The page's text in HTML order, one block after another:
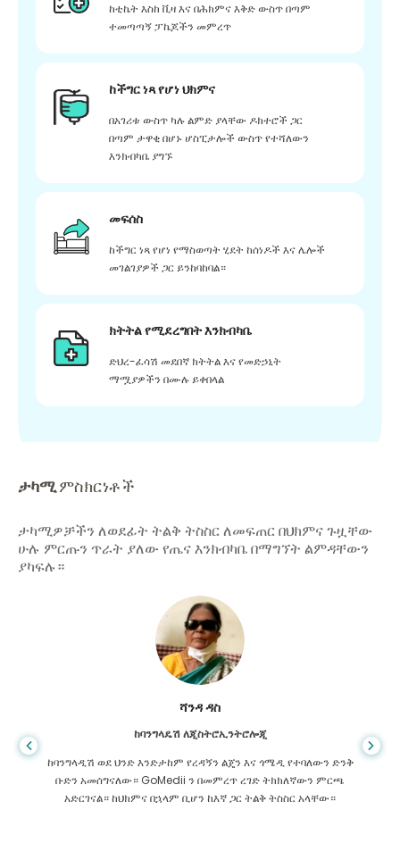
ከቲኬት እስከ ቪዛ እና በሕክምና እቅድ ውስጥ በጣም
ተመጣጣኝ ፓኬጆችን መምረጥ
ከችግር ነጻ የሆነ ህክምና
በአገሪቱ ውስጥ ካሉ ልምድ ያላቸው ዶክተሮች ጋር
በጣም ታዋቂ በሆኑ ሆስፒታሎች ውስጥ የተሻለውን
እንክብካቤ ያግኙ
መፍሰስ
ከችግር ነጻ የሆነ የማስወጣት ሂደት ከሰነዶች እና ሌሎች
መገልገያዎች ጋር ይንከባከባል።
ክትትል የሚደረግበት እንክብካቤ
ድህረ-ፈሳሽ መደበኛ ክትትል እና የመድኃኒት
ማሟያዎችን በሙሉ ይቀበላል
ታካሚምስክርነቶች
ታካሚዎቻችን ለወደፊት ትልቅ ትስስር ለመፍጠር በህክምና ጉዟቸው
ሁሉ ምርጡን ጥራት ያለው የጤና እንክብካቤ በማግኘት ልምዳቸውን
ያካፍሉ።
ሻንዳ ዳስ
ከባንግላዴሽ ለጂስትሮኢንትሮሎጂ
ከባንግላዲሽ ወደ ህንድ እንድታከም የረዳኝን ልጄን እና ጎሜዲ የተባለውን ድንቅ
ቡድን አመሰግናለው። GoMedii ን በመምረጥ ረገድ ትክክለኛውን ምርጫ
አድርገናል። ከህክምና በኋላም ቢሆን ከእኛ ጋር ትልቅ ትስስር አላቸው።